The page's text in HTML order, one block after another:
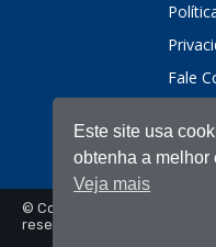
Fale
© Copyright - Portal dos
reservados
Este site usa
obtenha a melhor
Veja mais